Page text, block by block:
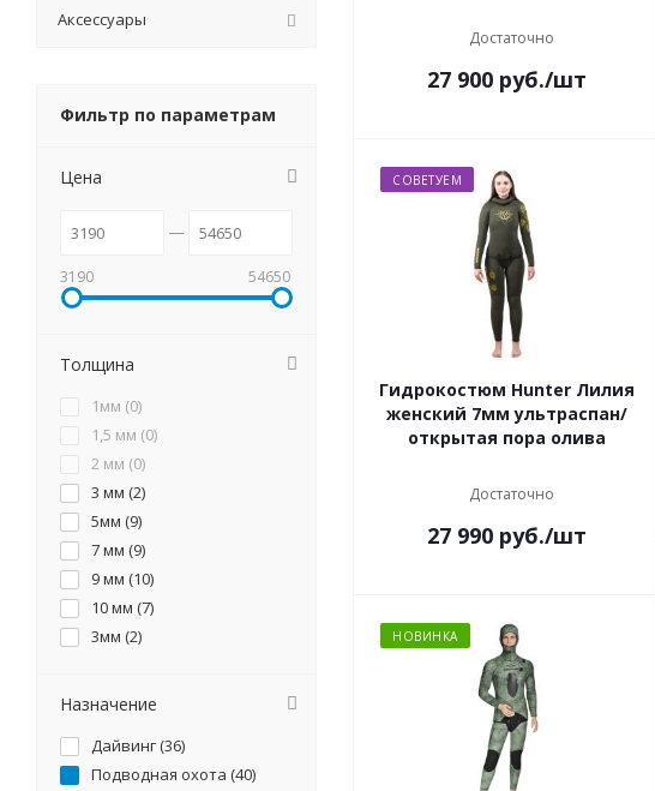
Достаточно
27 900 руб./шт
СОВЕТУЕМ
Гидрокостюм Hunter Лилия
женский 7мм ультраспан/
открытая пора олива
Достаточно
27 990 руб./шт
НОВИНКА
Аксессуары
Фильтр по параметрам
Цена
3190 54650
Толщина
1мм (0)
1,5 мм (0)
2 мм (0)
3 мм (2)
5мм (9)
7 мм (9)
9 мм (10)
10 мм (7)
3мм (2)
Назначение
Дайвинг (36)
Подводная охота (40)